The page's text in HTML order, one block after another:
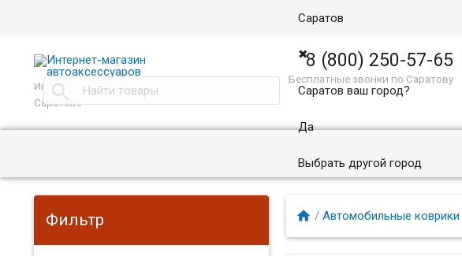

Саратов
✖
Саратов ваш город?
Да
Выбрать другой город
Интернет магазин автоаксессуаров в
Саратове
8 (800) 250-57-65
Бесплатные звонки по Саратову
Фильтр  / Автомобильные коврики